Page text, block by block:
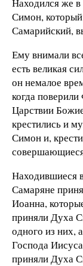
Находился же
Симон,
Самарийский,
Ему внимали
есть великая
он немалое
когда
Царствии
крестились и
Симон и,
Находившиеся
Самаряне
Иоанна,
приняли Духа
одного из них,
Господа
приняли Духа